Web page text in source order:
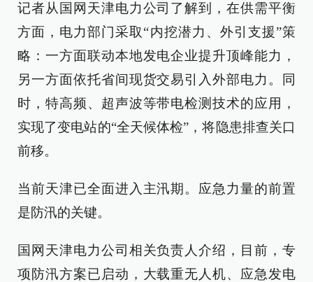
记者从国网天津电力公司了解到，在供需平衡
方面，电力部门采取“内挖潜力、外引支援”策
略：一方面联动本地发电企业提升顶峰能力，
另一方面依托省间现货交易引入外部电力。同
时，特高频、超声波等带电检测技术的应用，
实现了变电站的“全天候体检”，将隐患排查关口
前移。
当前天津已全面进入主汛期。应急力量的前置
是防汛的关键。
国网天津电力公司相关负责人介绍，目前，专
项防汛方案已启动，大载重无人机、应急发电